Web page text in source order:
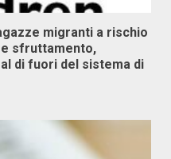
migranti a rischio
sfruttamento,
di fuori del sistema di